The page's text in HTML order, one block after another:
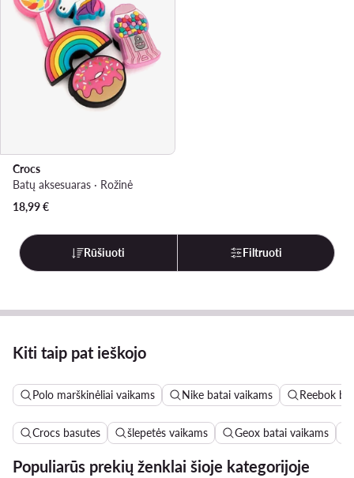
Crocs
Batų aksesuaras · Rožinė
18,99€
Rūšiuoti Filtruoti
Kiti taip pat ieškojo
Polo marškinėliai vaikams Nike batai vaikams Reebok
Crocs basutes šlepetės vaikams Geox batai vaikams
Populiarūs prekių ženklai šioje kategorijoje